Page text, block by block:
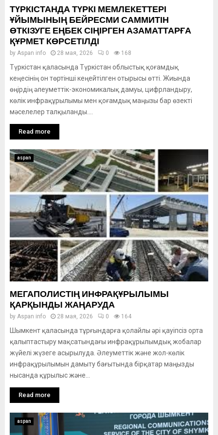
ТҮРКІСТАНДА ТҮРКІ МЕМЛЕКЕТТЕРІ
ҰЙЫМЫНЫҢ БЕЙРЕСМИ САММИТІН
ӨТКІЗУГЕ ЕҢБЕК СІҢІРГЕН АЗАМАТТАРҒА
ҚҰРМЕТ КӨРСЕТІЛДІ
by Aspan info 28 мая, 2026 0 168
Түркістан қаласында Түркістан облыстық қоғамдық
кеңесінің он төртінші кеңейтілген отырысы өтті. Жиында
өңірдің әлеуметтік-экономикалық дамуы, цифрландыру,
көлік инфрақұрылымы мен қоғамдық маңызы бар өзекті
мәселелер талқыланды....
Read more
aspan
МЕГАПОЛИСТІҢ ИНФРАҚҰРЫЛЫМЫ
ҚАРҚЫНДЫ ЖАҢАРУДА
by Aspan info 28 мая, 2026 0 164
Шымкент қаласында тұрғындарға қолайлы әрі қауіпсіз орта
қалыптастыру мақсатындағы инфрақұрылымдық жобалар
жүйелі жүзеге асырылуда. Әлеуметтік және жол-көлік
инфрақұрылымын дамыту бағытында бірқатар маңызды
нысанда құрылыс және...
Read more
aspan